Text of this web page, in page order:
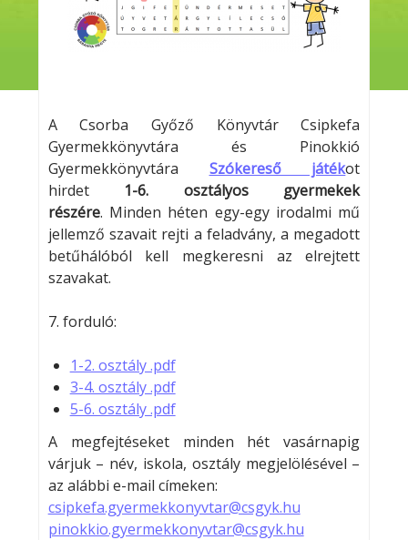
A Csorba Győző Könyvtár Csipkefa
Gyermekkönyvtára és Pinokkió
Gyermekkönyvtára Szókereső játékot
hirdet 1-6. osztályos gyermekek
részére. Minden héten egy-egy irodalmi mű
jellemző szavait rejti a feladvány, a megadott
betűhálóból kell megkeresni az elrejtett
szavakat.
7. forduló:
1-2. osztály .pdf
3-4. osztály .pdf
5-6. osztály .pdf
A megfejtéseket minden hét vasárnapig
várjuk – név, iskola, osztály megjelölésével –
az alábbi e-mail címeken:
csipkefa.gyermekkonyvtar@csgyk.hu
pinokkio.gyermekkonyvtar@csgyk.hu